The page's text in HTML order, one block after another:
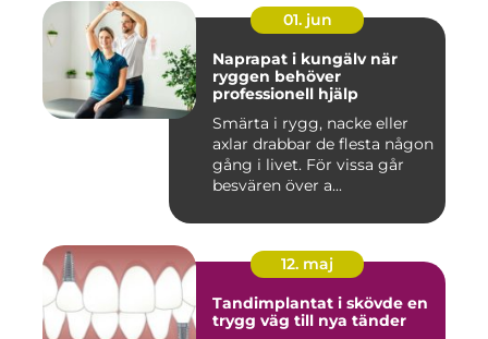
01. jun
Naprapat i kungälv när
ryggen behöver
professionell hjälp
Smärta i rygg, nacke eller
axlar drabbar de flesta någon
gång i livet. För vissa går
besvären över a...
12. maj
Tandimplantat i skövde en
trygg väg till nya tänder